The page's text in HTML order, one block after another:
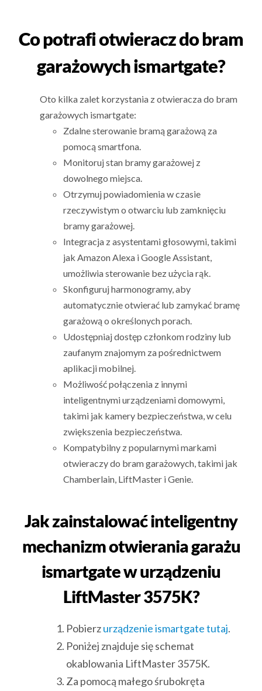
Co potrafi otwieracz do bram
garażowych ismartgate?
Oto kilka zalet korzystania z otwieracza do bram
garażowych ismartgate:
Zdalne sterowanie bramą garażową za
pomocą smartfona.
Monitoruj stan bramy garażowej z
dowolnego miejsca.
Otrzymuj powiadomienia w czasie
rzeczywistym o otwarciu lub zamknięciu
bramy garażowej.
Integracja z asystentami głosowymi, takimi
jak Amazon Alexa i Google Assistant,
umożliwia sterowanie bez użycia rąk.
Skonfiguruj harmonogramy, aby
automatycznie otwierać lub zamykać bramę
garażową o określonych porach.
Udostępniaj dostęp członkom rodziny lub
zaufanym znajomym za pośrednictwem
aplikacji mobilnej.
Możliwość połączenia z innymi
inteligentnymi urządzeniami domowymi,
takimi jak kamery bezpieczeństwa, w celu
zwiększenia bezpieczeństwa.
Kompatybilny z popularnymi markami
otwieraczy do bram garażowych, takimi jak
Chamberlain, LiftMaster i Genie.
Jak zainstalować inteligentny
mechanizm otwierania garażu
ismartgate w urządzeniu
LiftMaster 3575K?
Pobierzurządzenie ismartgate tutaj.
Poniżej znajduje się schemat
okablowania LiftMaster 3575K.
Za pomocą małego śrubokręta